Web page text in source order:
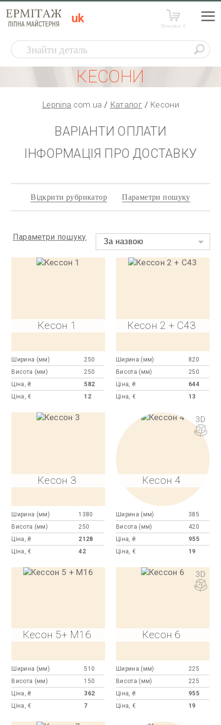
uk
Покупки:0
КЕСОНИ
Lepnina.com.ua Каталог Кесони
ВАРІАНТИ ОПЛАТИ
ІНФОРМАЦІЯ ПРО ДОСТАВКУ
Відкрити рубрикатор Параметри пошуку
Параметри пошуку За назвою
Кесон 1
Ширина (мм)
250
Висота (мм)
250
Ціна, ₴
582
Ціна, €
12
Кесон 2 + C43
Ширина (мм)
820
Висота (мм)
250
Ціна, ₴
644
Ціна, €
13
Кесон 3
Ширина (мм)
1380
Висота (мм)
250
Ціна, ₴
2128
Ціна, €
42
3D
Кесон 4
Ширина (мм)
385
Висота (мм)
420
Ціна, ₴
955
Ціна, €
19
Кесон 5+ M16
Ширина (мм)
510
Висота (мм)
150
Ціна, ₴
362
Ціна, €
7
3D
Кесон 6
Ширина (мм)
225
Висота (мм)
225
Ціна, ₴
955
Ціна, €
19